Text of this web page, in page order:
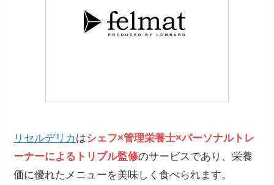
リセルデリカはシェフ×管理栄養士×パーソナルトレ
ーナーによるトリプル監修のサービスであり、栄養
価に優れたメニューを美味しく食べられます。